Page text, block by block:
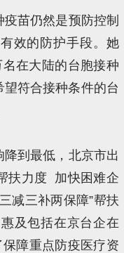
苗仍然是预防控制
效的防护手段。她
在大陆的台胞接种
符合接种条件的台
到最低，北京市出
扶力度 加快困难企
减三补两保障”帮扶
及包括在京台企在
障重点防疫医疗资